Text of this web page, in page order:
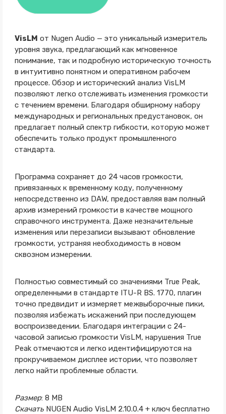
VisLM от Nugen Audio — это уникальный измеритель
уровня звука, предлагающий как мгновенное
понимание, так и подробную историческую точность
в интуитивно понятном и оперативном рабочем
процессе. Обзор и исторический анализ VisLM
позволяют легко отслеживать изменения громкости
с течением времени. Благодаря обширному набору
международных и региональных предустановок, он
предлагает полный спектр гибкости, которую может
обеспечить только продукт промышленного
стандарта.
Программа сохраняет до 24 часов громкости,
привязанных к временному коду, полученному
непосредственно из DAW, предоставляя вам полный
архив измерений громкости в качестве мощного
справочного инструмента. Даже незначительные
изменения или перезаписи вызывают обновление
громкости, устраняя необходимость в новом
сквозном измерении.
Полностью совместимый со значениями True Peak,
определенными в стандарте ITU-R BS. 1770, плагин
точно предвидит и измеряет межвыборочные пики,
позволяя избежать искажений при последующем
воспроизведении. Благодаря интеграции с 24-
часовой записью громкости VisLM, нарушения True
Peak отмечаются и легко идентифицируются на
прокручиваемом дисплее истории, что позволяет
легко найти проблемные области.
Размер: 8 MB
Скачать NUGEN Audio VisLM 2.10.0.4 + ключ бесплатно